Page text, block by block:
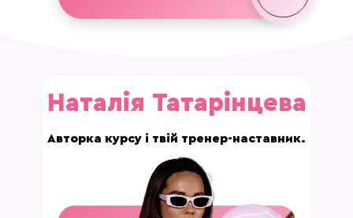
Наталія Татарінцева
Авторка курсу і твій тренер-наставник.